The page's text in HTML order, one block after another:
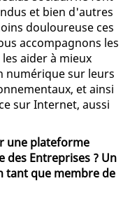
et bien d'autres
douloureuse ces
accompagnons les
aider à mieux
numérique sur leurs
et ainsi
sur Internet, aussi
une plateforme
des Entreprises ? Un
tant que membre de